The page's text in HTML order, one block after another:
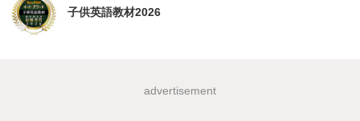
子供英語教材2026
advertisement